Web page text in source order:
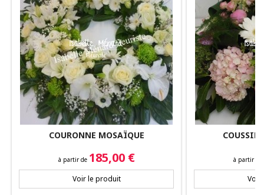
COURONNE MOSAÏQUE
Prix
à partir de 185,00 €
Voir le produit
COUSSIN
Prix
à partir de
Voir